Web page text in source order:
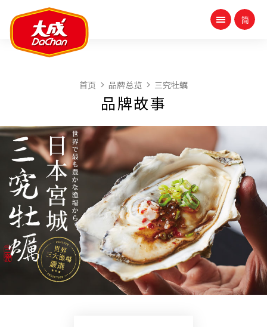
首页 品牌总览 三究牡蠣
品牌故事